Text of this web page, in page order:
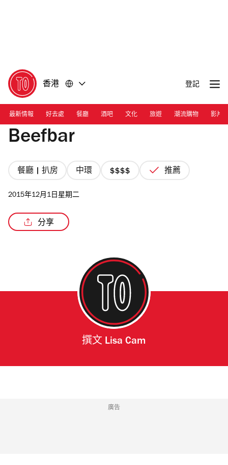
香港 登記
最新情報 好去處 餐廳 酒吧 文化 旅遊 潮流購物 影片
Beefbar
餐廳 | 扒房 中環
價
推薦
2015年12月1日星期二
分享
撰文 Lisa Cam
廣告